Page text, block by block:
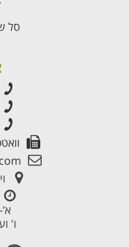
סל
א’-
ו'